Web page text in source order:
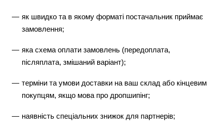
як швидко та в якому форматі постачальник приймає
замовлення;
яка схема оплати замовлень (передоплата,
післяплата, змішаний варіант);
терміни та умови доставки на ваш склад або кінцевим
покупцям, якщо мова про дропшипінг;
наявність спеціальних знижок для партнерів;